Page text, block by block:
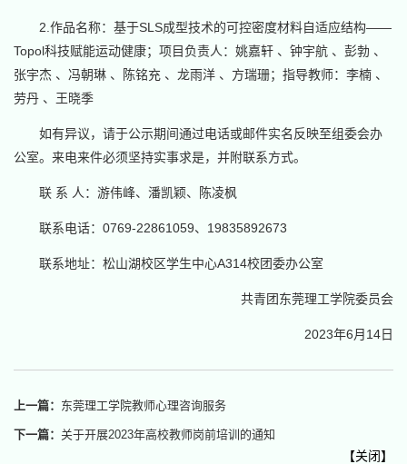
2.作品名称：基于SLS成型技术的可控密度材料自适应结构——
Topol科技赋能运动健康；项目负责人：姚嘉轩 、钟宇航 、彭勃 、
张宇杰 、冯朝琳 、陈铭充 、龙雨洋 、方瑞珊；指导教师：李楠 、
劳丹 、王晓季
如有异议，请于公示期间通过电话或邮件实名反映至组委会办
公室。来电来件必须坚持实事求是，并附联系方式。
联 系 人：游伟峰、潘凯颖、陈凌枫
联系电话：0769-22861059、19835892673
联系地址：松山湖校区学生中心A314校团委办公室
共青团东莞理工学院委员会
2023年6月14日
上一篇： 东莞理工学院教师心理咨询服务
下一篇： 关于开展2023年高校教师岗前培训的通知
【关闭】